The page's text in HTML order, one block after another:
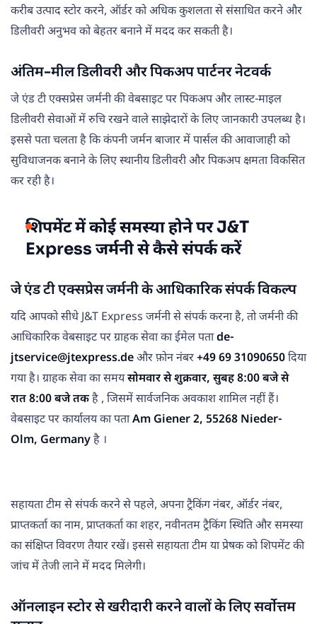
करीब उत्पाद स्टोर करने, ऑर्डर को अधिक कुशलता से संसाधित करने और
डिलीवरी अनुभव को बेहतर बनाने में मदद कर सकती है।
अंतिम-मील डिलीवरी और पिकअप पार्टनर नेटवर्क
जे एंड टी एक्सप्रेस जर्मनी की वेबसाइट पर पिकअप और लास्ट-माइल
डिलीवरी सेवाओं में रुचि रखने वाले साझेदारों के लिए जानकारी उपलब्ध है।
इससे पता चलता है कि कंपनी जर्मन बाजार में पार्सल की आवाजाही को
सुविधाजनक बनाने के लिए स्थानीय डिलीवरी और पिकअप क्षमता विकसित
कर रही है।
शिपमेंट में कोई समस्या होने पर J&T
Express जर्मनी से कैसे संपर्क करें
जे एंड टी एक्सप्रेस जर्मनी के आधिकारिक संपर्क विकल्प
यदि आपको सीधे J&T Express जर्मनी से संपर्क करना है, तो जर्मनी की
आधिकारिक वेबसाइट पर ग्राहक सेवा का ईमेल पताde-
jtservice@jtexpress.deऔर फ़ोन नंबर+49 69 31090650दिया
गया है। ग्राहक सेवा का समयसोमवार से शुक्रवार, सुबह 8:00 बजे से
रात 8:00 बजे तकहै , जिसमें सार्वजनिक अवकाश शामिल नहीं हैं।
वेबसाइट पर कार्यालय का पताAm Giener 2, 55268 Nieder-
Olm, Germanyहै ।
सहायता टीम से संपर्क करने से पहले, अपना ट्रैकिंग नंबर, ऑर्डर नंबर,
प्राप्तकर्ता का नाम, प्राप्तकर्ता का शहर, नवीनतम ट्रैकिंग स्थिति और समस्या
का संक्षिप्त विवरण तैयार रखें। इससे सहायता टीम या प्रेषक को शिपमेंट की
जांच में तेजी लाने में मदद मिलेगी।
ऑनलाइन स्टोर से खरीदारी करने वालों के लिए सर्वोत्तम